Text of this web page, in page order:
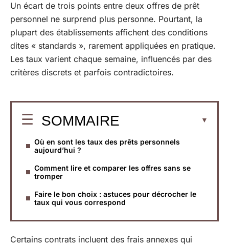
Un écart de trois points entre deux offres de prêt
personnel ne surprend plus personne. Pourtant, la
plupart des établissements affichent des conditions
dites « standards », rarement appliquées en pratique.
Les taux varient chaque semaine, influencés par des
critères discrets et parfois contradictoires.
SOMMAIRE
Où en sont les taux des prêts personnels
aujourd’hui ?
Comment lire et comparer les offres sans se
tromper
Faire le bon choix : astuces pour décrocher le
taux qui vous correspond
Certains contrats incluent des frais annexes qui